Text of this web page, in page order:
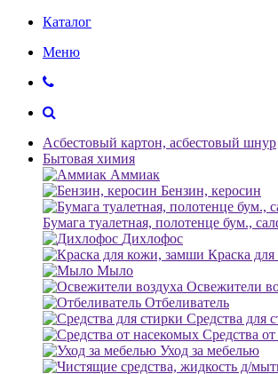
Каталог
Меню
Асбестовый картон, асбестовый шнур
Бытовая химия
Аммиак
Бензин, керосин
Бумага туалетная, полотенце бум.,
Дихлофос
Краска
Мыло
Освежители
Отбеливатель
Средства для
Средства
Уход за мебелью